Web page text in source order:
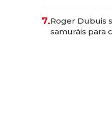
7.Roger Dubuis
samuráis para